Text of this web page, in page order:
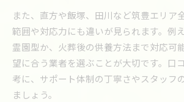
また、直方や飯塚、田川など筑豊エリア
範囲や対応力にも違いが見られます。例
霊園型か、火葬後の供養方法まで対応可
望に合う業者を選ぶことが大切です。口
考に、サポート体制の丁寧さやスタッフ
ましょう。